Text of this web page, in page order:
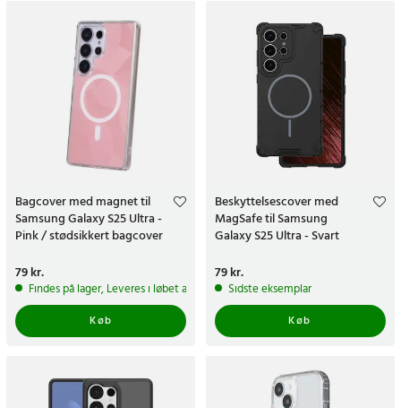
Bagcover med magnet til
Samsung Galaxy S25 Ultra -
Pink / stødsikkert bagcover
Pris:79 kr.
79 kr.
Findes på lager, Leveres i løbet af 1-2 hverdage
Køb
Beskyttelsescover med
MagSafe til Samsung
Galaxy S25 Ultra - Svart
Pris:79 kr.
79 kr.
Sidste eksemplar
Køb